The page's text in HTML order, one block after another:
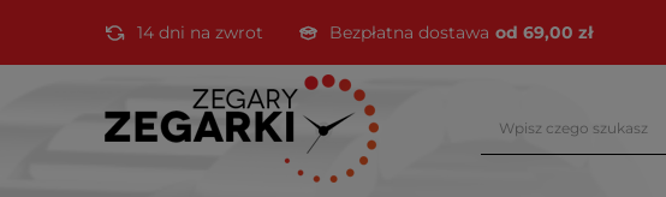
14 dni na zwrot Bezpłatna dostawa od 69,00 zł